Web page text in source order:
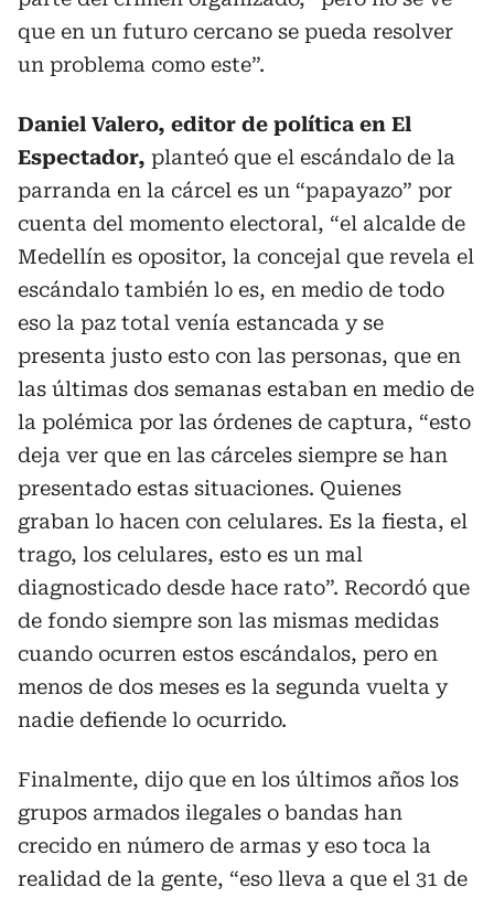
que en un futuro cercano se pueda resolver
un problema como este”.
Daniel Valero, editor de política en El
Espectador, planteó que el escándalo de la
parranda en la cárcel es un “papayazo” por
cuenta del momento electoral, “el alcalde de
Medellín es opositor, la concejal que revela el
escándalo también lo es, en medio de todo
eso la paz total venía estancada y se
presenta justo esto con las personas, que en
las últimas dos semanas estaban en medio de
la polémica por las órdenes de captura, “esto
deja ver que en las cárceles siempre se han
presentado estas situaciones. Quienes
graban lo hacen con celulares. Es la fiesta, el
trago, los celulares, esto es un mal
diagnosticado desde hace rato”. Recordó que
de fondo siempre son las mismas medidas
cuando ocurren estos escándalos, pero en
menos de dos meses es la segunda vuelta y
nadie defiende lo ocurrido.
Finalmente, dijo que en los últimos años los
grupos armados ilegales o bandas han
crecido en número de armas y eso toca la
realidad de la gente, “eso lleva a que el 31 de